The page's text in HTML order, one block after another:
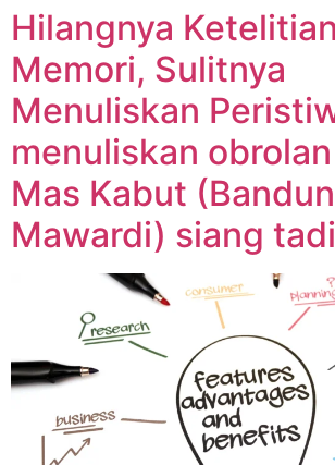
Hilangnya Ketelitian
Memori, Sulitnya
Menuliskan
menuliskan
Mas Kabut
Mawardi) siang tadi